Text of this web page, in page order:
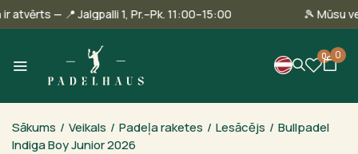
ir atvērts — 📍 Jalgpalli 1, Pr.–Pk. 11:00–15:00 🎾
0 0
Sākums / Veikals / Padeļa raketes / Lesācējs / Bullpadel
Indiga Boy Junior 2026